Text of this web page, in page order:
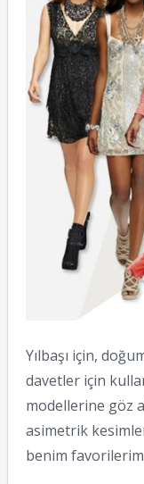
Yılbaşı için,
davetler için
modellerine göz
asimetrik
benim favorilerim